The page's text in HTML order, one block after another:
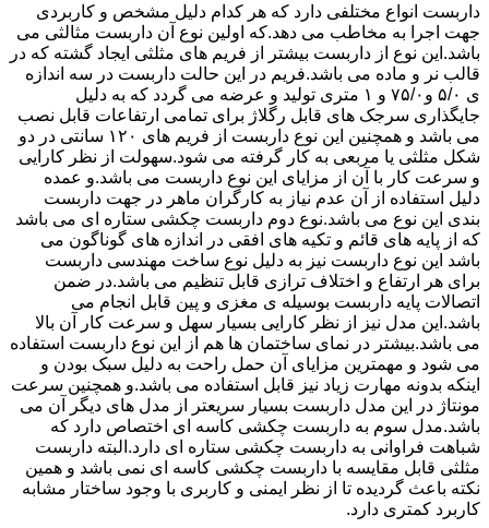
داربست انواع مختلفی دارد که هر کدام دلیل مشخص و کاربردی
جهت اجرا به مخاطب می دهد.که اولین نوع آن داربست مثالثی می
باشد.این نوع از داربست بیشتر از فریم های مثلثی ایجاد گشته که در
قالب نر و ماده می باشد.فریم در این حالت داربست در سه اندازه
ی ۵/۰ و۷۵/۰ و ۱ متری تولید و عرضه می گردد که به دلیل
جایگذاری سرجک های قابل رگلاژ برای تمامی ارتفاعات قابل نصب
می باشد و همچنین این نوع داربست از فریم های ۱۲۰ سانتی در دو
شکل مثلثی یا مربعی به کار گرفته می شود.سهولت از نظر کارایی
و سرعت کار با آن از مزایای این نوع داربست می باشد.و عمده
دلیل استفاده از آن عدم نیاز به کارگران ماهر در جهت داربست
بندی این نوع می باشد.نوع دوم داربست چکشی ستاره ای می باشد
که از پایه های قائم و تکیه های افقی در اندازه های گوناگون می
باشد این نوع داربست نیز به دلیل نوع ساخت مهندسی داربست
برای هر ارتفاع و اختلاف ترازی قابل تنظیم می باشد.در ضمن
اتصالات پایه داربست بوسیله ی مغزی و پین قابل انجام می
باشد.این مدل نیز از نظر کارایی بسیار سهل و سرعت کار آن بالا
می باشد.بیشتر در نمای ساختمان ها هم از این نوع داربست استفاده
می شود و مهمترین مزایای آن حمل راحت به دلیل سبک بودن و
اینکه بدونه مهارت زیاد نیز قابل استفاده می باشد.و همچنین سرعت
مونتاژ در این مدل داربست بسیار سریعتر از مدل های دیگر آن می
باشد.مدل سوم به داربست چکشی کاسه ای اختصاص دارد که
شباهت فراوانی به داربست چکشی ستاره ای دارد.البته داربست
مثلثی قابل مقایسه با داربست چکشی کاسه ای نمی باشد و همین
نکته باعث گردیده تا از نظر ایمنی و کاربری با وجود ساختار مشابه
کاربرد کمتری دارد.